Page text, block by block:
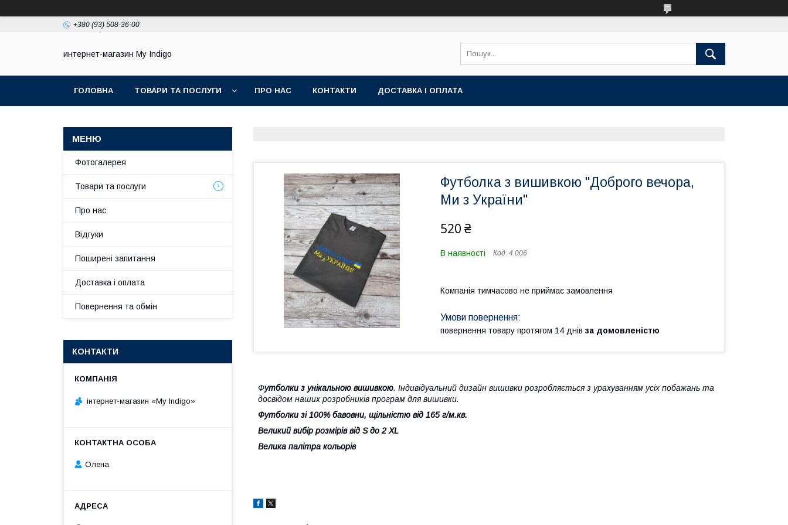
+380 (93) 508-36-00
интернет-магазин My Indigo
ГОЛОВНА ТОВАРИ ТА ПОСЛУГИ ПРО НАС КОНТАКТИ ДОСТАВКА І ОПЛАТА
Футболка з вишивкою "Доброго вечора,
Ми з України"
520 ₴
В наявності Код: 4.006
Компанія тимчасово не приймає замовлення
повернення товару протягом 14 днів за домовленістю
Футболки з унікальною вишивкою. Індивідуальний дизайн вишивки розробляється з урахуванням усіх побажань та
досвідом наших розробників програм для вишивки.
Футболки зі 100% бавовни, щільністю від 165 г/м.кв.
Великий вибір розмірів від S до 2 ХL
Велика палітра кольорів
Фотогалерея
Товари та послуги
Про нас
Відгуки
Поширені запитання
Доставка і оплата
Повернення та обмін
КОНТАКТИ
інтернет-магазин «My Indigo»
Олена